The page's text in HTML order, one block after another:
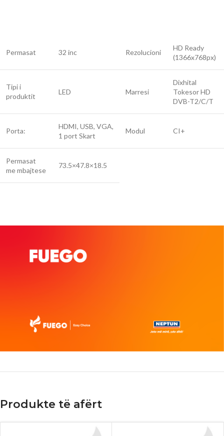
Permasat 32 inc Rezolucioni
HD Ready
(1366x768px)
Tipi i
produktit
LED Marresi
Dixhital
Tokesor HD
DVB-T2/C/T
Porta:
HDMI, USB, VGA,
1 port Skart
Modul CI+
Permasat
me mbajtese
73.5×47.8×18.5
Produkte të afërt